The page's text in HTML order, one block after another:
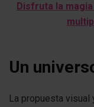
Disfruta la
Un
La propuesta visual